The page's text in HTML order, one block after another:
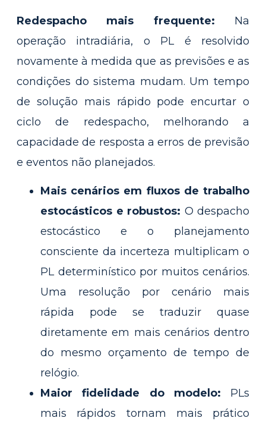
Redespacho mais frequente: Na
operação intradiária, o PL é resolvido
novamente à medida que as previsões e as
condições do sistema mudam. Um tempo
de solução mais rápido pode encurtar o
ciclo de redespacho, melhorando a
capacidade de resposta a erros de previsão
e eventos não planejados.
Mais cenários em fluxos de trabalho
estocásticos e robustos: O despacho
estocástico e o planejamento
consciente da incerteza multiplicam o
PL determinístico por muitos cenários.
Uma resolução por cenário mais
rápida pode se traduzir quase
diretamente em mais cenários dentro
do mesmo orçamento de tempo de
relógio.
Maior fidelidade do modelo: PLs
mais rápidos tornam mais prático